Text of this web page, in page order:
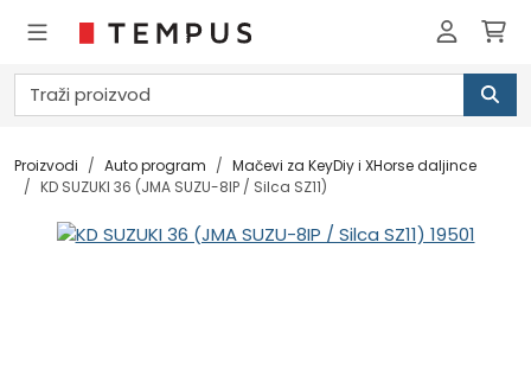
Proizvodi Auto program
Mačevi za KeyDiy i XHorse daljince
KD SUZUKI 36 (JMA SUZU-8IP / Silca SZ11)